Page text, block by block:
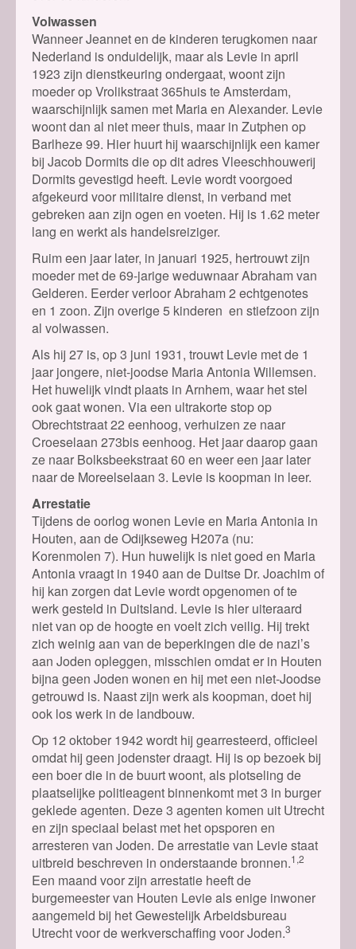
Volwassen
Wanneer Jeannet en de kinderen terugkomen naar
Nederland is onduidelijk, maar als Levie in april
1923 zijn dienstkeuring ondergaat, woont zijn
moeder op Vrolikstraat 365huis te Amsterdam,
waarschijnlijk samen met Maria en Alexander. Levie
woont dan al niet meer thuis, maar in Zutphen op
Barlheze 99. Hier huurt hij waarschijnlijk een kamer
bij Jacob Dormits die op dit adres Vleeschhouwerij
Dormits gevestigd heeft. Levie wordt voorgoed
afgekeurd voor militaire dienst, in verband met
gebreken aan zijn ogen en voeten. Hij is 1.62 meter
lang en werkt als handelsreiziger.
Ruim een jaar later, in januari 1925, hertrouwt zijn
moeder met de 69-jarige weduwnaar Abraham van
Gelderen. Eerder verloor Abraham 2 echtgenotes
en 1 zoon. Zijn overige 5 kinderen en stiefzoon zijn
al volwassen.
Als hij 27 is, op 3 juni 1931, trouwt Levie met de 1
jaar jongere, niet-joodse Maria Antonia Willemsen.
Het huwelijk vindt plaats in Arnhem, waar het stel
ook gaat wonen. Via een ultrakorte stop op
Obrechtstraat 22 eenhoog, verhuizen ze naar
Croeselaan 273bis eenhoog. Het jaar daarop gaan
ze naar Bolksbeekstraat 60 en weer een jaar later
naar de Moreelselaan 3. Levie is koopman in leer.
Arrestatie
Tijdens de oorlog wonen Levie en Maria Antonia in
Houten, aan de Odijkseweg H207a (nu:
Korenmolen 7). Hun huwelijk is niet goed en Maria
Antonia vraagt in 1940 aan de Duitse Dr. Joachim of
hij kan zorgen dat Levie wordt opgenomen of te
werk gesteld in Duitsland. Levie is hier uiteraard
niet van op de hoogte en voelt zich veilig. Hij trekt
zich weinig aan van de beperkingen die de nazi’s
aan Joden opleggen, misschien omdat er in Houten
bijna geen Joden wonen en hij met een niet-Joodse
getrouwd is. Naast zijn werk als koopman, doet hij
ook los werk in de landbouw.
Op 12 oktober 1942 wordt hij gearresteerd, officieel
omdat hij geen jodenster draagt. Hij is op bezoek bij
een boer die in de buurt woont, als plotseling de
plaatselijke politieagent binnenkomt met 3 in burger
geklede agenten. Deze 3 agenten komen uit Utrecht
en zijn speciaal belast met het opsporen en
arresteren van Joden. De arrestatie van Levie staat
uitbreid beschreven in onderstaande bronnen.1,2
Een maand voor zijn arrestatie heeft de
burgemeester van Houten Levie als enige inwoner
aangemeld bij het Gewestelijk Arbeidsbureau
Utrecht voor de werkverschaffing voor Joden.3